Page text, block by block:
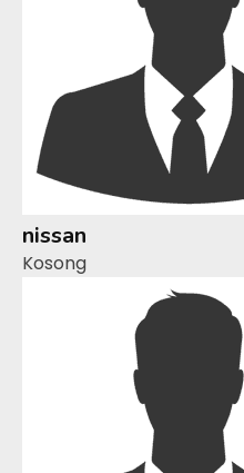
nissan
Kosong